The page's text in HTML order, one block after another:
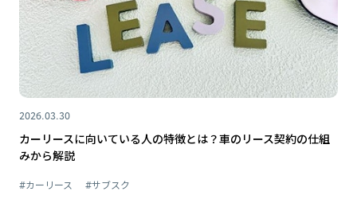
2026.03.30
カーリースに向いている人の特徴とは？車のリース契約の仕組
みから解説
#カーリース #サブスク